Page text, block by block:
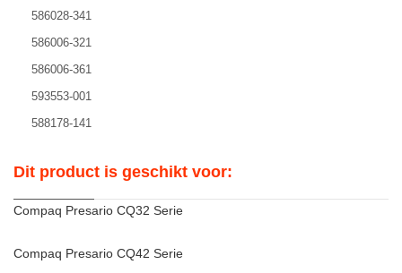
586028-341
586006-321
586006-361
593553-001
588178-141
Dit product is geschikt voor:
Compaq Presario CQ32 Serie
Compaq Presario CQ42 Serie